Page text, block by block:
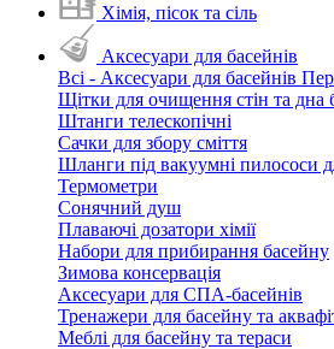
Хімія, пісок та сіль
Аксесуари для басейнів
Всі - Аксесуари для басейнів
Щітки для очищення стін та дна
Штанги телескопічні
Сачки для збору сміття
Шланги під вакуумні пилососи
Термометри
Сонячний душ
Плаваючі дозатори хімії
Набори для прибирання басейну
Зимова консервація
Аксесуари для СПА-басейнів
Тренажери для басейну та
Меблі для басейну та тераси